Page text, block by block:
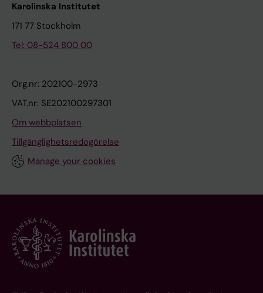
Karolinska Institutet
171 77 Stockholm
Tel: 08-524 800 00
Org.nr: 202100-2973
VAT.nr: SE202100297301
Om webbplatsen
Tillgänglighetsredogörelse
Manage your cookies